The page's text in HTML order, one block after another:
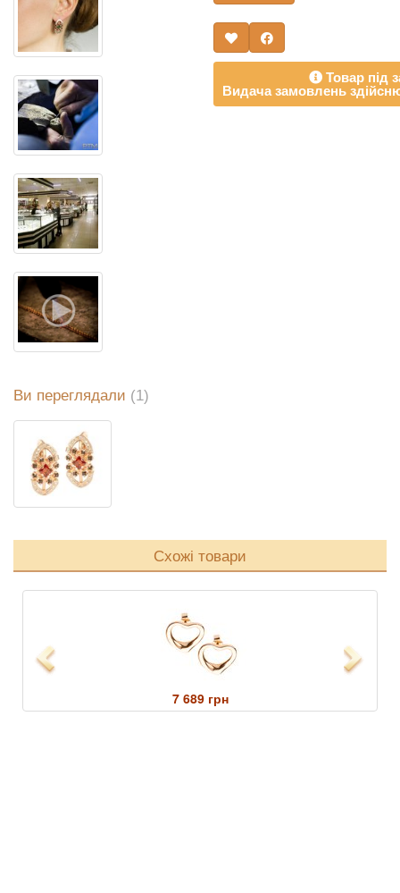
Товар під
Видача замовлень
Ви переглядали (1)
Схожі товари
Previous
7 689 грн
Next